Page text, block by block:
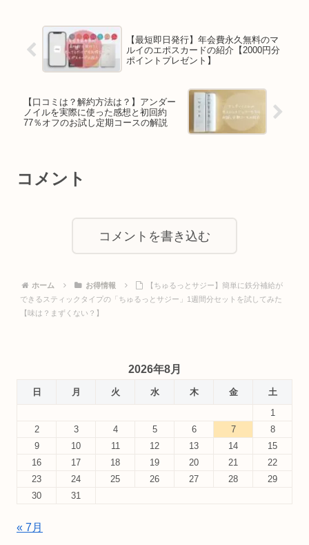
【最短即日発行】年会費永久無料のマ
ルイのエポスカードの紹介【2000円分
ポイントプレゼント】
【口コミは？解約方法は？】アンダー
ノイルを実際に使った感想と初回約
77％オフのお試し定期コースの解説
コメント
コメントを書き込む
ホーム お得情報
【ちゅるっとサジー】簡単に鉄分補給が
できるスティックタイプの「ちゅるっとサジー」1週間分セットを試してみた
【味は？まずくない？】
2026年8月
日 月 火 水 木 金
土
1
2
3 4 5 6 7
8
9
10 11 12 13 14
15
16
17 18 19 20 21
22
23
24 25 26 27 28
29
30
31
« 7月